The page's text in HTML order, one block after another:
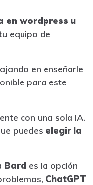
en wordpress u
equipo de
en enseñarle
para este
con una sola IA.
puedes elegir la
Bard es la opción
ChatGPT